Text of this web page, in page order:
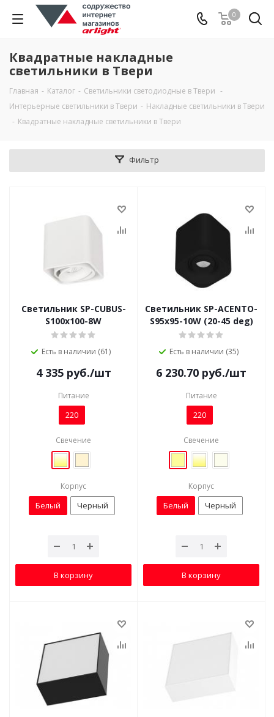
0
Квадратные накладные
светильники в Твери
Главная - Каталог - Светильники светодиодные в Твери -
Интерьерные светильники в Твери - Накладные светильники в Твери
- Квадратные накладные светильники в Твери
Фильтр
Светильник SP-CUBUS-
S100x100-8W
Есть в наличии (61)
4 335руб./шт
Питание
220
Свечение
Корпус
Белый Черный
В корзину
Светильник SP-ACENTO-
S95x95-10W (20-45 deg)
Есть в наличии (35)
6 230.70 руб./шт
Питание
220
Свечение
Корпус
Белый Черный
В корзину